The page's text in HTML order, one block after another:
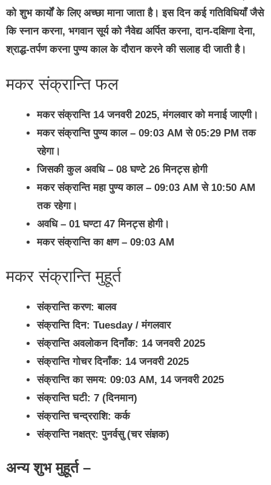
को शुभ कार्यों के लिए अच्छा माना जाता है। इस दिन कई गतिविधियाँ जैसे
कि स्नान करना, भगवान सूर्य को नैवेद्य अर्पित करना, दान-दक्षिणा देना,
श्राद्ध-तर्पण करना पुण्य काल के दौरान करने की सलाह दी जाती है।
मकर संक्रान्ति फल
मकर संक्रान्ति 14 जनवरी 2025, मंगलवार को मनाई जाएगी।
मकर संक्रान्ति पुण्य काल – 09:03 AM से 05:29 PM तक
रहेगा।
जिसकी कुल अवधि – 08 घण्टे 26 मिनट्स होगी
मकर संक्रान्ति महा पुण्य काल – 09:03 AM से 10:50 AM
तक रहेगा।
अवधि – 01 घण्टा 47 मिनट्स होगी।
मकर संक्रान्ति का क्षण – 09:03 AM
मकर संक्रान्ति मुहूर्त
संक्रान्ति करण: बालव
संक्रान्ति दिन: Tuesday / मंगलवार
संक्रान्ति अवलोकन दिनाँक: 14 जनवरी 2025
संक्रान्ति गोचर दिनाँक: 14 जनवरी 2025
संक्रान्ति का समय: 09:03 AM, 14 जनवरी 2025
संक्रान्ति घटी: 7 (दिनमान)
संक्रान्ति चन्द्रराशि: कर्क
संक्रान्ति नक्षत्र: पुनर्वसु (चर संज्ञक)
अन्य शुभ मुहूर्त –